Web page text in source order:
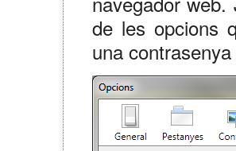
de les opcions
una